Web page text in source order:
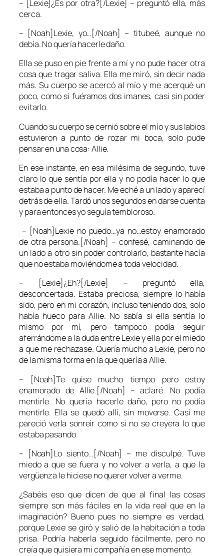
– [Lexie]¿Es por otra?[/Lexie] – preguntó ella, más
cerca.
– [Noah]Lexie, yo…[/Noah] – titubeé, aunque no
debía. No quería hacerle daño.
Ella se puso en pie frente a mí y no pude hacer otra
cosa que tragar saliva. Ella me miró, sin decir nada
más. Su cuerpo se acercó al mío y me acerqué un
poco, como si fuéramos dos imanes, casi sin poder
evitarlo.
Cuando su cuerpo se cernió sobre el mío y sus labios
estuvieron a punto de rozar mi boca, solo pude
pensar en una cosa: Allie.
En ese instante, en esa milésima de segundo, tuve
claro lo que sentía por ella y no podía hacer lo que
estaba a punto de hacer. Me eché a un lado y aparecí
detrás de ella. Tardó unos segundos en darse cuenta
y para entonces yo seguía tembloroso.
– [Noah]Lexie no puedo…ya no…estoy enamorado
de otra persona.[/Noah] – confesé, caminando de
un lado a otro sin poder controlarlo, bastante hacía
que no estaba moviéndome a toda velocidad.
– [Lexie]¿Eh?[/Lexie] – preguntó ella,
desconcertada. Estaba preciosa, siempre lo había
sido, pero en mi corazón, incluso teniendo dos, solo
había hueco para Allie. No sabía si ella sentía lo
mismo por mí, pero tampoco podía seguir
aferrándome a la duda entre Lexie y ella por el miedo
a que me rechazase. Quería mucho a Lexie, pero no
de la misma forma en la que quería a Allie.
– [Noah]Te quise mucho tiempo pero estoy
enamorado de Allie.[/Noah] – aclaré. No podía
mentirle. No quería hacerle daño, pero no podía
mentirle. Ella se quedó allí, sin moverse. Casi me
pareció verla sonreír como si no se creyera lo que
estaba pasando.
– [Noah]Lo siento…[/Noah] – me disculpé. Tuve
miedo a que se fuera y no volver a verla, a que la
vergüenza le hiciese no querer volver a verme.
¿Sabéis eso que dicen de que al final las cosas
siempre son más fáciles en la vida real que en la
imaginación? Bueno pues no siempre es verdad,
porque Lexie se giró y salió de la habitación a toda
prisa. Podría haberla seguido fácilmente, pero no
creía que quisiera mi compañía en ese momento.